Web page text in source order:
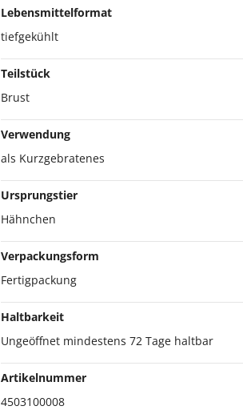
Lebensmittelformat
tiefgekühlt
Teilstück
Brust
Verwendung
als Kurzgebratenes
Ursprungstier
Hähnchen
Verpackungsform
Fertigpackung
Haltbarkeit
Ungeöffnet mindestens 72 Tage haltbar
Artikelnummer
4503100008